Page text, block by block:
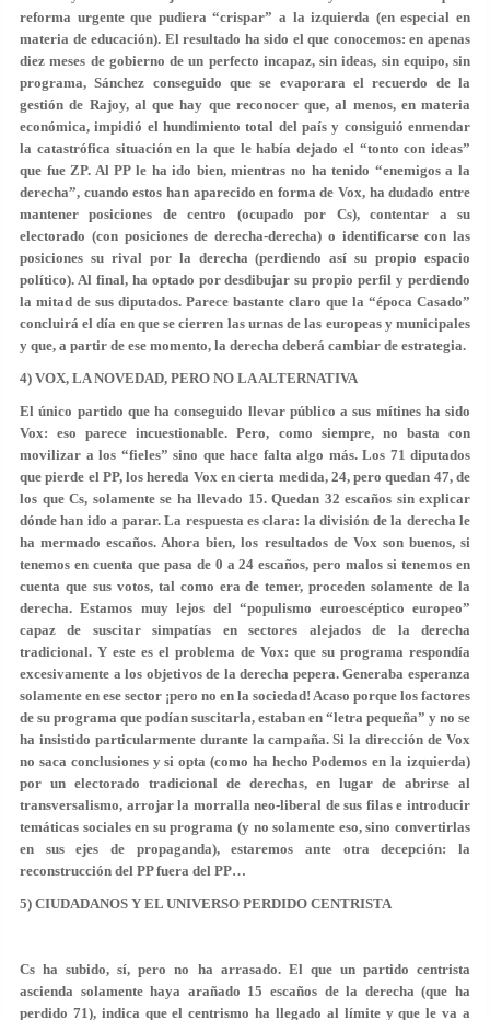
reforma urgente que pudiera “crispar” a la izquierda (en especial en
materia de educación). El resultado ha sido el que conocemos: en apenas
diez meses de gobierno de un perfecto incapaz, sin ideas, sin equipo, sin
programa, Sánchez conseguido que se evaporara el recuerdo de la
gestión de Rajoy, al que hay que reconocer que, al menos, en materia
económica, impidió el hundimiento total del país y consiguió enmendar
la catastrófica situación en la que le había dejado el “tonto con ideas”
que fue ZP. Al PP le ha ido bien, mientras no ha tenido “enemigos a la
derecha”, cuando estos han aparecido en forma de Vox, ha dudado entre
mantener posiciones de centro (ocupado por Cs), contentar a su
electorado (con posiciones de derecha-derecha) o identificarse con las
posiciones su rival por la derecha (perdiendo así su propio espacio
político). Al final, ha optado por desdibujar su propio perfil y perdiendo
la mitad de sus diputados. Parece bastante claro que la “época Casado”
concluirá el día en que se cierren las urnas de las europeas y municipales
y que, a partir de ese momento, la derecha deberá cambiar de estrategia.
4) VOX, LA NOVEDAD, PERO NO LA ALTERNATIVA
El único partido que ha conseguido llevar público a sus mítines ha sido
Vox: eso parece incuestionable. Pero, como siempre, no basta con
movilizar a los “fieles” sino que hace falta algo más. Los 71 diputados
que pierde el PP, los hereda Vox en cierta medida, 24, pero quedan 47, de
los que Cs, solamente se ha llevado 15. Quedan 32 escaños sin explicar
dónde han ido a parar. La respuesta es clara: la división de la derecha le
ha mermado escaños. Ahora bien, los resultados de Vox son buenos, si
tenemos en cuenta que pasa de 0 a 24 escaños, pero malos si tenemos en
cuenta que sus votos, tal como era de temer, proceden solamente de la
derecha. Estamos muy lejos del “populismo euroescéptico europeo”
capaz de suscitar simpatías en sectores alejados de la derecha
tradicional. Y este es el problema de Vox: que su programa respondía
excesivamente a los objetivos de la derecha pepera. Generaba esperanza
solamente en ese sector ¡pero no en la sociedad! Acaso porque los factores
de su programa que podían suscitarla, estaban en “letra pequeña” y no se
ha insistido particularmente durante la campaña. Si la dirección de Vox
no saca conclusiones y si opta (como ha hecho Podemos en la izquierda)
por un electorado tradicional de derechas, en lugar de abrirse al
transversalismo, arrojar la morralla neo-liberal de sus filas e introducir
temáticas sociales en su programa (y no solamente eso, sino convertirlas
en sus ejes de propaganda), estaremos ante otra decepción: la
reconstrucción del PP fuera del PP…
5) CIUDADANOS Y EL UNIVERSO PERDIDO CENTRISTA
Cs ha subido, sí, pero no ha arrasado. El que un partido centrista
ascienda solamente haya arañado 15 escaños de la derecha (que ha
perdido 71), indica que el centrismo ha llegado al límite y que le va a